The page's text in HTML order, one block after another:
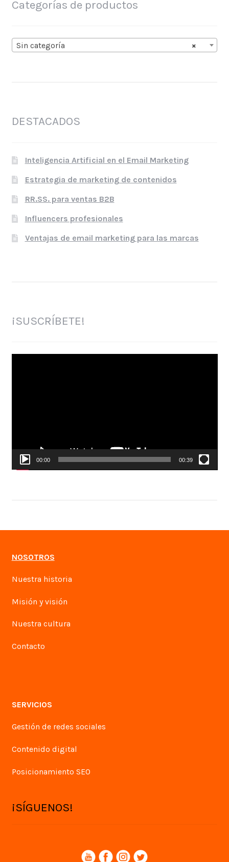
Categorías de productos
×
Sin categoría
DESTACADOS
Inteligencia Artificial en el Email Marketing
Estrategia de marketing de contenidos
RR.SS. para ventas B2B
Influencers profesionales
Ventajas de email marketing para las marcas
¡SUSCRÍBETE!
00:00 00:39
NOSOTROS
Nuestra historia
Misión y visión
Nuestra cultura
Contacto
SERVICIOS
Gestión de redes sociales
Contenido digital
Posicionamiento SEO
¡SÍGUENOS!